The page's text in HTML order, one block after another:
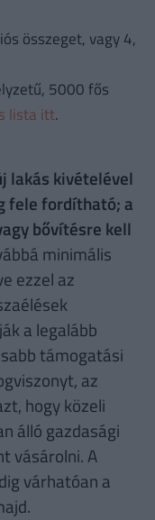
összeget, vagy 4,
5000 fős
lista itt.
lakás kivételével
fele fordítható; a
bővítésre kell
minimális
ezzel az
a legalább
támogatási
az
hogy közeli
álló gazdasági
vásárolni. A
várhatóan a